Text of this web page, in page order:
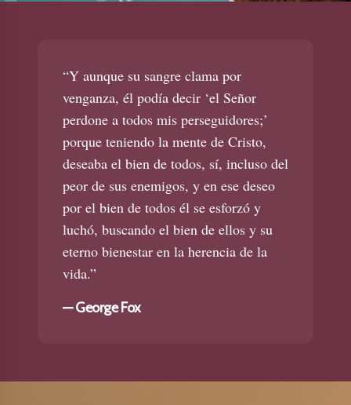
“Y aunque su sangre clama por
venganza, él podía decir ‘el Señor
perdone a todos mis perseguidores;’
porque teniendo la mente de Cristo,
deseaba el bien de todos, sí, incluso del
peor de sus enemigos, y en ese deseo
por el bien de todos él se esforzó y
luchó, buscando el bien de ellos y su
eterno bienestar en la herencia de la
vida.”
—George Fox